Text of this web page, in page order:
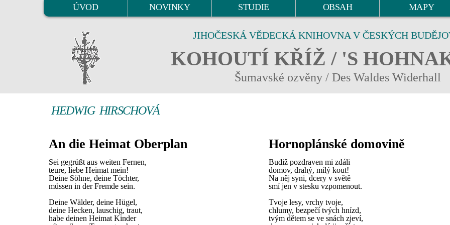
ÚVOD NOVINKY STUDIE OBSAH MAPY
JIHOČESKÁ VĚDECKÁ KNIHOVNA V ČESKÝCH
KOHOUTÍ KŘÍŽ / 'S
Šumavské ozvěny / Des Waldes Widerhall
HEDWIG HIRSCHOVÁ
An die Heimat Oberplan
Sei gegrüßt aus weiten Fernen,
teure, liebe Heimat mein!
Deine Söhne, deine Töchter,
müssen in der Fremde sein.
Deine Wälder, deine Hügel,
deine Hecken, lauschig, traut,
habe deinen Heimat Kinder
Hornoplánské domovině
Budiž pozdraven mi zdáli
domov, drahý, milý kout!
Na něj syni, dcery v světě
smí jen v stesku vzpomenout.
Tvoje lesy, vrchy tvoje,
chlumy, bezpečí tvých hnízd,
tvým dětem se ve snách zjeví,